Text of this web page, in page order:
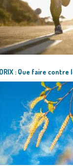
: Que faire contre